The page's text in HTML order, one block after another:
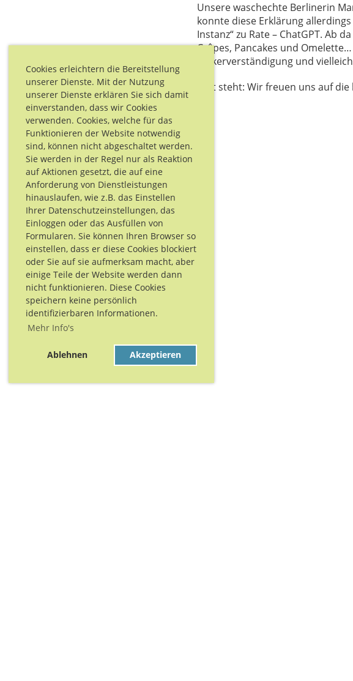
Cookies erleichtern die Bereitstellung
unserer Dienste. Mit der Nutzung
unserer Dienste erklären Sie sich damit
einverstanden, dass wir Cookies
verwenden. Cookies, welche für das
Funktionieren der Website notwendig
sind, können nicht abgeschaltet werden.
Sie werden in der Regel nur als Reaktion
auf Aktionen gesetzt, die auf eine
Anforderung von Dienstleistungen
hinauslaufen, wie z.B. das Einstellen
Ihrer Datenschutzeinstellungen, das
Einloggen oder das Ausfüllen von
Formularen. Sie können Ihren Browser so
einstellen, dass er diese Cookies blockiert
oder Sie auf sie aufmerksam macht, aber
einige Teile der Website werden dann
nicht funktionieren. Diese Cookies
speichern keine persönlich
identifizierbaren Informationen.
Mehr Info's
Ablehnen Akzeptieren
Unsere waschechte Berlinerin
konnte diese Erklärung
Instanz“ zu Rate – ChatGPT. Ab
Crêpes, Pancakes und
Völkerverständigung und
Fest steht: Wir freuen uns auf